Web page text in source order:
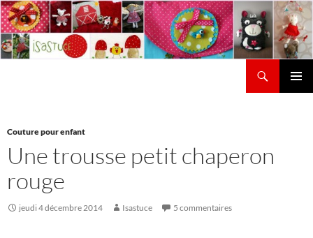
Aller
au
contenu
Couture pour enfant
Une trousse petit chaperon
rouge
jeudi 4 décembre 2014 Isastuce 5 commentaires